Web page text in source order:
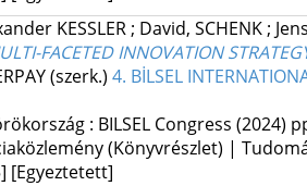
KESSLER; David, SCHENK;
FACETED INNOVATION
(szerk.) 4. BİLSEL
: BILSEL Congress (2024)
(Könyvrészlet) |
[Egyeztetett]